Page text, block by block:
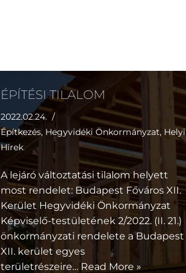
ÉPÍTÉSI TILALOM
2022.02.24.
Építkezés, Hegyvidéki Önkormányzat, Helyi
Hírek
A lejáró változtatási tilalom helyett
most rendelet: Budapest Főváros XII.
Kerület Hegyvidéki Önkormányzat
Képviselő-testületének 2/2022. (II. 21.)
önkormányzati rendelete a Budapest
XII. kerület egyes
területrészeire… Read More »